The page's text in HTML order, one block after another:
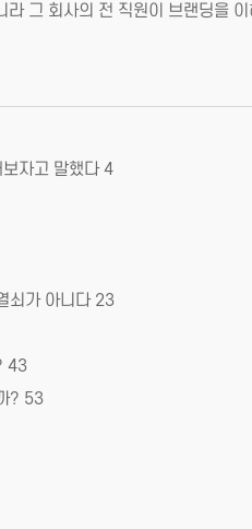
그 회사의 전 직원이 브랜딩을
자고 말했다 4
쇠가 아니다 23
43
? 53